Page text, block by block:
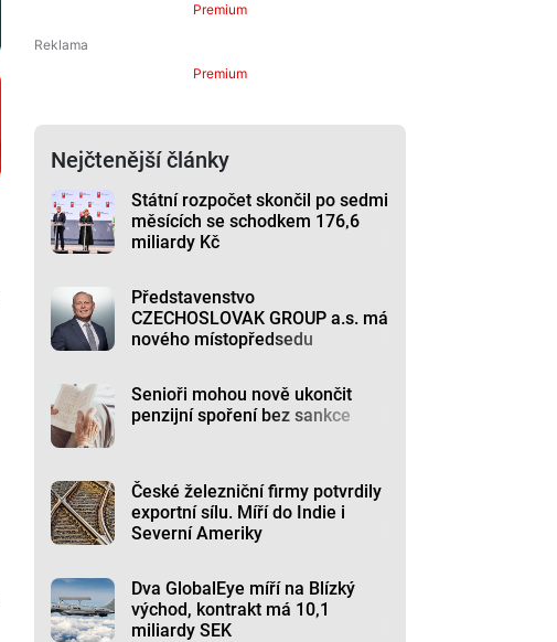
Premium
Premium
Nejčtenější články
Státní rozpočet skončil po sedmi
měsících se schodkem 176,6
miliardy Kč
Představenstvo
CZECHOSLOVAK GROUP a.s. má
nového místopředsedu
Senioři mohou nově ukončit
penzijní spoření bez sankce
České železniční firmy potvrdily
exportní sílu. Míří do Indie i
Severní Ameriky
Dva GlobalEye míří na Blízký
východ, kontrakt má 10,1
miliardy SEK